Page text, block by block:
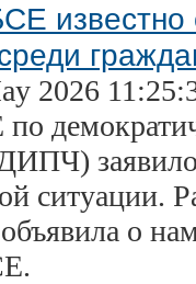
известно
2026
ситуации.
о